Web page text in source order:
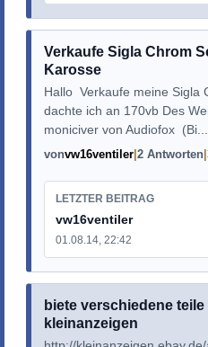
Verkaufe Sigla Chrom
Karosse
Hallo Verkaufe meine Sigla
dachte ich an 170vb Des
moniciver von Audiofox (Bi...
vonvw16ventiler 2 Antworten
LETZTER BEITRAG
vw16ventiler
01.08.14, 22:42
biete verschiedene
kleinanzeigen